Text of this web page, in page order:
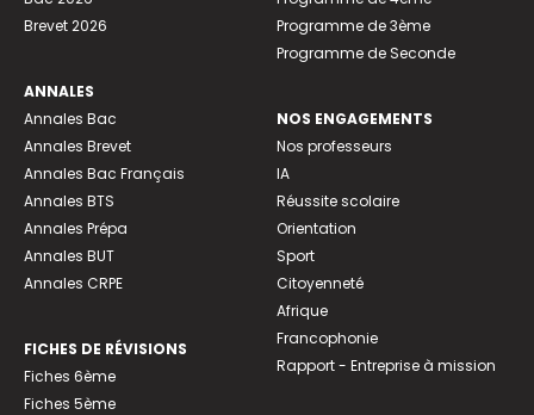
Brevet 2026
ANNALES
Annales Bac
Annales Brevet
Annales Bac Français
Annales BTS
Annales Prépa
Annales BUT
Annales CRPE
FICHES DE RÉVISIONS
Fiches 6ème
Fiches 5ème
Programme de 3ème
Programme de Seconde
NOS ENGAGEMENTS
Nos professeurs
IA
Réussite scolaire
Orientation
Sport
Citoyenneté
Afrique
Francophonie
Rapport - Entreprise à mission